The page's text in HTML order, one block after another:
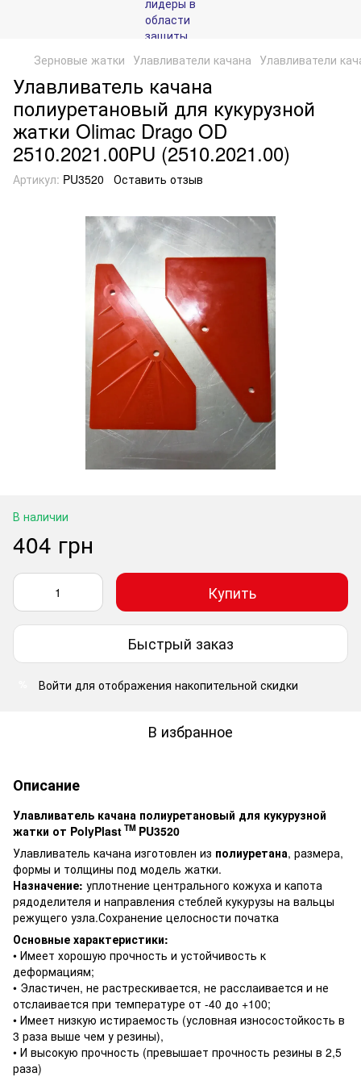
Зерновые жатки Улавливатели качана Улавливатели
Улавливатель качана
полиуретановый для кукурузной
жатки Olimac Drago OD
2510.2021.00PU (2510.2021.00)
Артикул: PU3520 Оставить отзыв
В наличии
404 грн
Купить
Быстрый заказ
Войти для отображения накопительной скидки
В избранное
Описание
Улавливатель качана полиуретановый для кукурузной
жатки от PolyPlast TM PU3520
Улавливатель качана изготовлен из полиуретана, размера,
формы и толщины под модель жатки.
Назначение: уплотнение центрального кожуха и капота
рядоделителя и направления стеблей кукурузы на вальцы
режущего узла.Сохранение целосности початка
Основные характеристики:
• Имеет хорошую прочность и устойчивость к
деформациям;
• Эластичен, не растрескивается, не расслаивается и не
отслаивается при температуре от -40 до +100;
• Имеет низкую истираемость (условная износостойкость в
3 раза выше чем у резины),
• И высокую прочность (превышает прочность резины в 2,5
раза)